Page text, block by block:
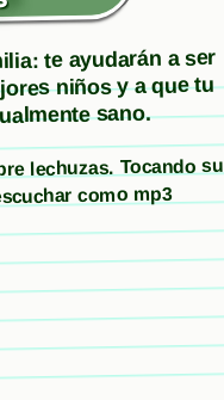
te ayudarán a ser
niños y a que tu
sano.
lechuzas. Tocando su
como mp3